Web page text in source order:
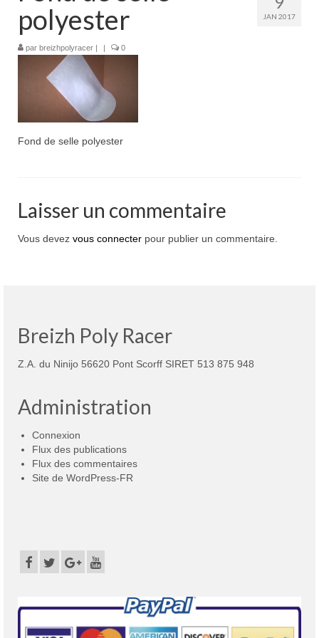
Boutique
Projets en cours
Mon compte
Mon panier
Nous contacter
JAN 2017
polyester
par breizhpolyracer 0
Fond de selle polyester
Laisser un commentaire
Vous devez vous connecter pour publier un commentaire.
Breizh Poly Racer
Z.A. du Ninijo 56620 Pont Scorff SIRET 513 875 948
Administration
Connexion
Flux des publications
Flux des commentaires
Site de WordPress-FR